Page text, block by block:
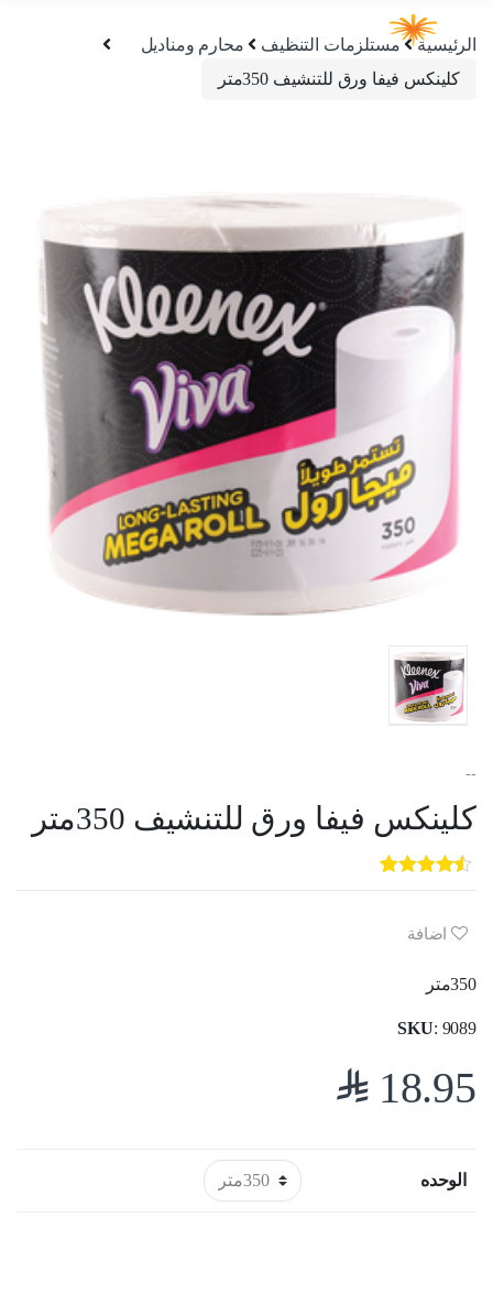
الرئيسية مستلزمات التنظيف
محارم ومناديل
كلينكس فيفا ورق للتنشيف 350متر
--
كلينكس فيفا ورق للتنشيف 350متر
5
out of
5
3
customer
ratings
اضافة
350متر
SKU: 9089
18.95
$
الوحده